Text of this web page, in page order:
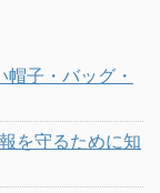
子・バッグ・
を守るために知